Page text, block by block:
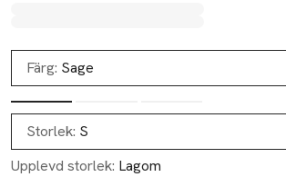
Färg: Sage
Storlek: S
Upplevd storlek: Lagom